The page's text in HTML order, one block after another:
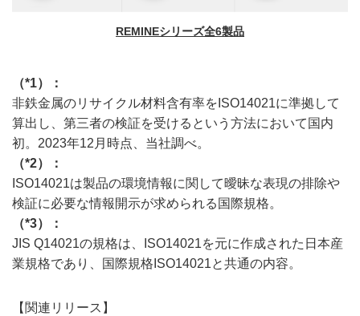
REMINEシリーズ全6製品
（*1）：
非鉄金属のリサイクル材料含有率をISO14021に準拠して
算出し、第三者の検証を受けるという方法において国内
初。2023年12月時点、当社調べ。
（*2）：
ISO14021は製品の環境情報に関して曖昧な表現の排除や
検証に必要な情報開示が求められる国際規格。
（*3）：
JIS Q14021の規格は、ISO14021を元に作成された日本産
業規格であり、国際規格ISO14021と共通の内容。
【関連リリース】